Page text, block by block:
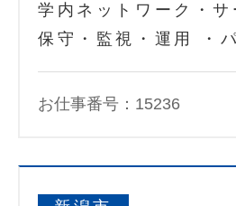
学内ネットワーク・
保守・監視・運用 ・
お仕事番号：15236